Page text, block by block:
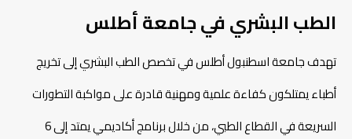
الطب البشري في جامعة أطلس
تهدف جامعة اسطنبول أطلس في تخصص الطب البشري إلى تخريج
أطباء يمتلكون كفاءة علمية ومهنية قادرة على مواكبة التطورات
السريعة في القطاع الطبي، من خلال برنامج أكاديمي يمتد إلى 6